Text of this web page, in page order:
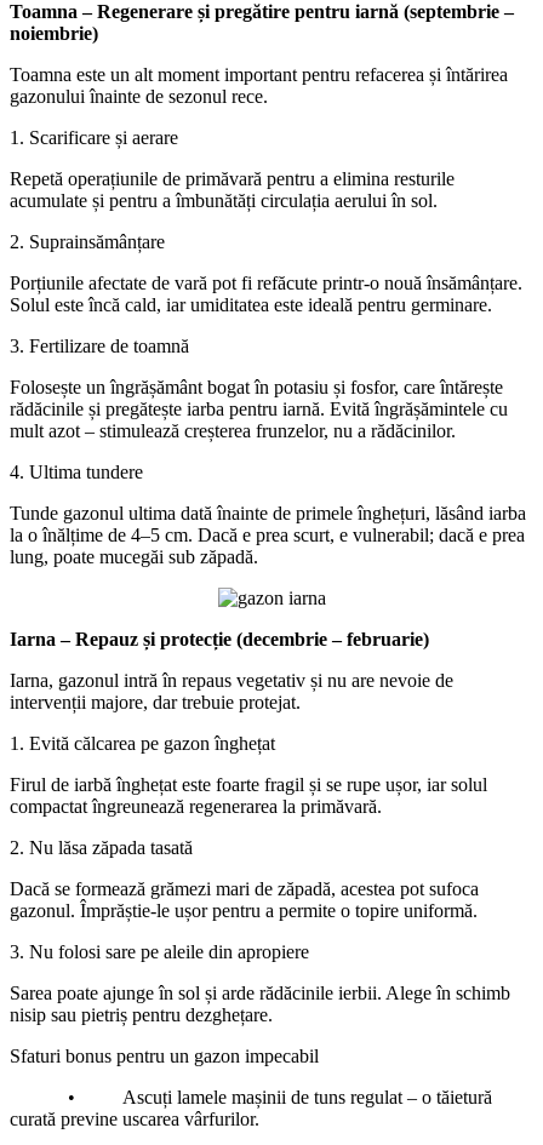
Toamna – Regenerare și pregătire pentru iarnă (septembrie –
noiembrie)
Toamna este un alt moment important pentru refacerea și întărirea
gazonului înainte de sezonul rece.
1. Scarificare și aerare
Repetă operațiunile de primăvară pentru a elimina resturile
acumulate și pentru a îmbunătăți circulația aerului în sol.
2. Suprainsămânțare
Porțiunile afectate de vară pot fi refăcute printr-o nouă însămânțare.
Solul este încă cald, iar umiditatea este ideală pentru germinare.
3. Fertilizare de toamnă
Folosește un îngrășământ bogat în potasiu și fosfor, care întărește
rădăcinile și pregătește iarba pentru iarnă. Evită îngrășămintele cu
mult azot – stimulează creșterea frunzelor, nu a rădăcinilor.
4. Ultima tundere
Tunde gazonul ultima dată înainte de primele înghețuri, lăsând iarba
la o înălțime de 4–5 cm. Dacă e prea scurt, e vulnerabil; dacă e prea
lung, poate mucegăi sub zăpadă.
Iarna – Repauz și protecție (decembrie – februarie)
Iarna, gazonul intră în repaus vegetativ și nu are nevoie de
intervenții majore, dar trebuie protejat.
1. Evită călcarea pe gazon înghețat
Firul de iarbă înghețat este foarte fragil și se rupe ușor, iar solul
compactat îngreunează regenerarea la primăvară.
2. Nu lăsa zăpada tasată
Dacă se formează grămezi mari de zăpadă, acestea pot sufoca
gazonul. Împrăștie-le ușor pentru a permite o topire uniformă.
3. Nu folosi sare pe aleile din apropiere
Sarea poate ajunge în sol și arde rădăcinile ierbii. Alege în schimb
nisip sau pietriș pentru dezghețare.
Sfaturi bonus pentru un gazon impecabil
• Ascuți lamele mașinii de tuns regulat – o tăietură
curată previne uscarea vârfurilor.